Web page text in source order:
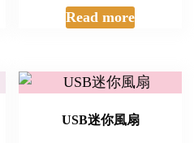
Read more
USB迷你風扇